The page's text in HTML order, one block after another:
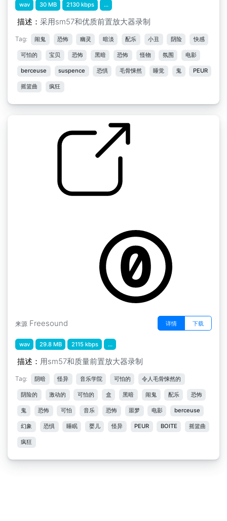
wav 30 MB 2130 kbps ...
描述： 采用sm57和优质前置放大器录制
Tag: 闹鬼 恐怖 幽灵​​ 暗淡 配乐 小丑 阴险 快感
可怕的 宝贝 恐怖 黑暗 恐怖 怪物 氛围 电影
berceuse suspence 恐惧 毛骨悚然 睡觉 鬼 PEUR
摇篮曲 疯狂
来源 Freesound 详情 下载
wav 29.8 MB 2115 kbps ...
描述： 用sm57和质量前置放大器录制
Tag: 阴暗 怪异 音乐学院 可怕的 令人毛骨悚然的
阴险的 激动的 可怕的 盒 黑暗 闹鬼 配乐 恐怖
鬼 恐怖 可怕 音乐 恐怖 噩梦 电影 berceuse
幻象 恐惧 睡眠 婴儿 怪异 PEUR BOITE 摇篮曲
疯狂